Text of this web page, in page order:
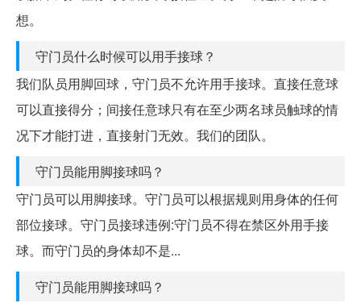
想。
守门员什么时候可以用手接球？
我们队员用脚回球，守门员不允许用手接球。直接任意球
可以直接得分；间接任意球只有在至少两名球员触球的情
况下才能打进，直接射门无效。我们的团队。
守门员能用脚接球吗？
守门员可以用脚接球。守门员可以根据规则用身体的任何
部位接球。守门员接球违例:守门员不得在禁区外用手接
球。而守门员的身体却不是...
守门员能用脚接球吗？